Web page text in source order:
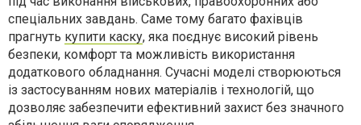
спеціальних завдань. Саме тому багато фахівців
прагнуть купити каску, яка поєднує високий рівень
безпеки, комфорт та можливість використання
додаткового обладнання. Сучасні моделі створюються
із застосуванням нових матеріалів і технологій, що
дозволяє забезпечити ефективний захист без значного